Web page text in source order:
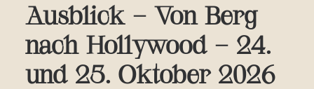
Ausblick – Von Berg
nach Hollywood – 24.
und 25. Oktober 2026